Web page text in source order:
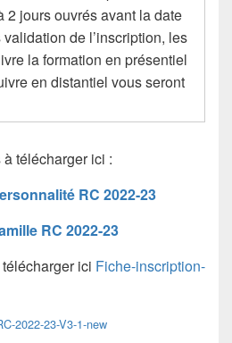
2 jours ouvrés avant la date
de l’inscription, les
la formation en présentiel
en distantiel vous seront
télécharger ici :
RC 2022-23
RC 2022-23
ici Fiche-inscription-
2022-23-V3-1-new